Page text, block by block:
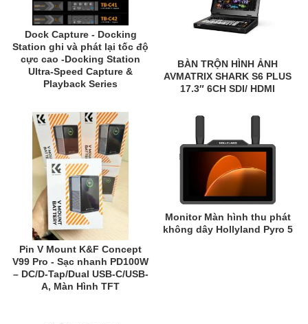
Dock Capture - Docking
Station ghi và phát lại tốc độ
cực cao -Docking Station
Ultra-Speed Capture &
Playback Series
BÀN TRỘN HÌNH ẢNH
AVMATRIX SHARK S6 PLUS
17.3″ 6CH SDI/ HDMI
Pin V Mount K&F Concept
V99 Pro - Sạc nhanh PD100W
– DC/D-Tap/Dual USB-C/USB-
A, Màn Hình TFT
Monitor Màn hình thu phát
không dây Hollyland Pyro 5